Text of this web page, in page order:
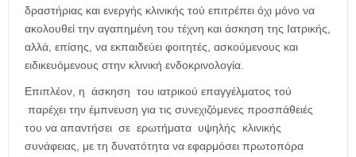
δραστήριας και ενεργής κλινικής τού επιτρέπει όχι μόνο να
ακολουθεί την αγαπημένη του τέχνη και άσκηση της Ιατρικής,
αλλά, επίσης, να εκπαιδεύει φοιτητές, ασκούμενους και
ειδικευόμενους στην κλινική ενδοκρινολογία.
Επιπλέον, η άσκηση του ιατρικού επαγγέλματος τού
παρέχει την έμπνευση για τις συνεχιζόμενες προσπάθειές
του να απαντήσει σε ερωτήματα υψηλής κλινικής
συνάφειας, με τη δυνατότητα να εφαρμόσει πρωτοπόρα